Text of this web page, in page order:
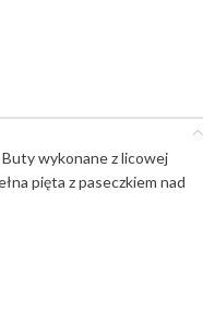
Buty wykonane z licowej
pięta z paseczkiem nad